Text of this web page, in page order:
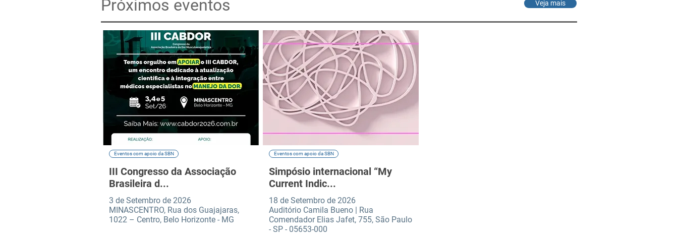
Próximos eventos Veja mais
Eventos com apoio da SBN
III Congresso da Associação
Brasileira d...
3 de Setembro de 2026
MINASCENTRO, Rua dos Guajajaras,
1022 – Centro, Belo Horizonte - MG
Eventos com apoio da SBN
Simpósio internacional “My
Current Indic...
18 de Setembro de 2026
Auditório Camila Bueno | Rua
Comendador Elias Jafet, 755, São Paulo
- SP - 05653-000